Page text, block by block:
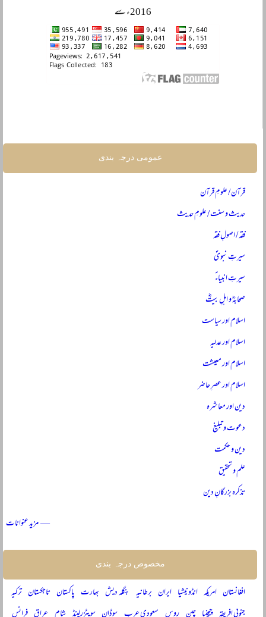
2016ء سے
عمومی درجہ بندی
قرآن / علومِ قرآن
حدیث و سنت / علومِ حدیث
فقہ / اصولِ فقہ
سیرتِ نبویؐ
سیرتِ انبیاءؑ
صحابہؓ و اہلِ بیتؓ
اسلام اور سیاست
اسلام اور عدلیہ
اسلام اور معیشت
اسلام اور عصرِ حاضر
دین اور معاشرہ
دعوت و تبلیغ
دین و حکمت
علم و تحقیق
تذکرہ بزرگانِ دین
— مزید عنوانات
مخصوص درجہ بندی
افغانستان امریکہ انڈونیشیا ایران برطانیہ بنگلہ دیش بھارت پاکستان تاجکستان ترکیہ